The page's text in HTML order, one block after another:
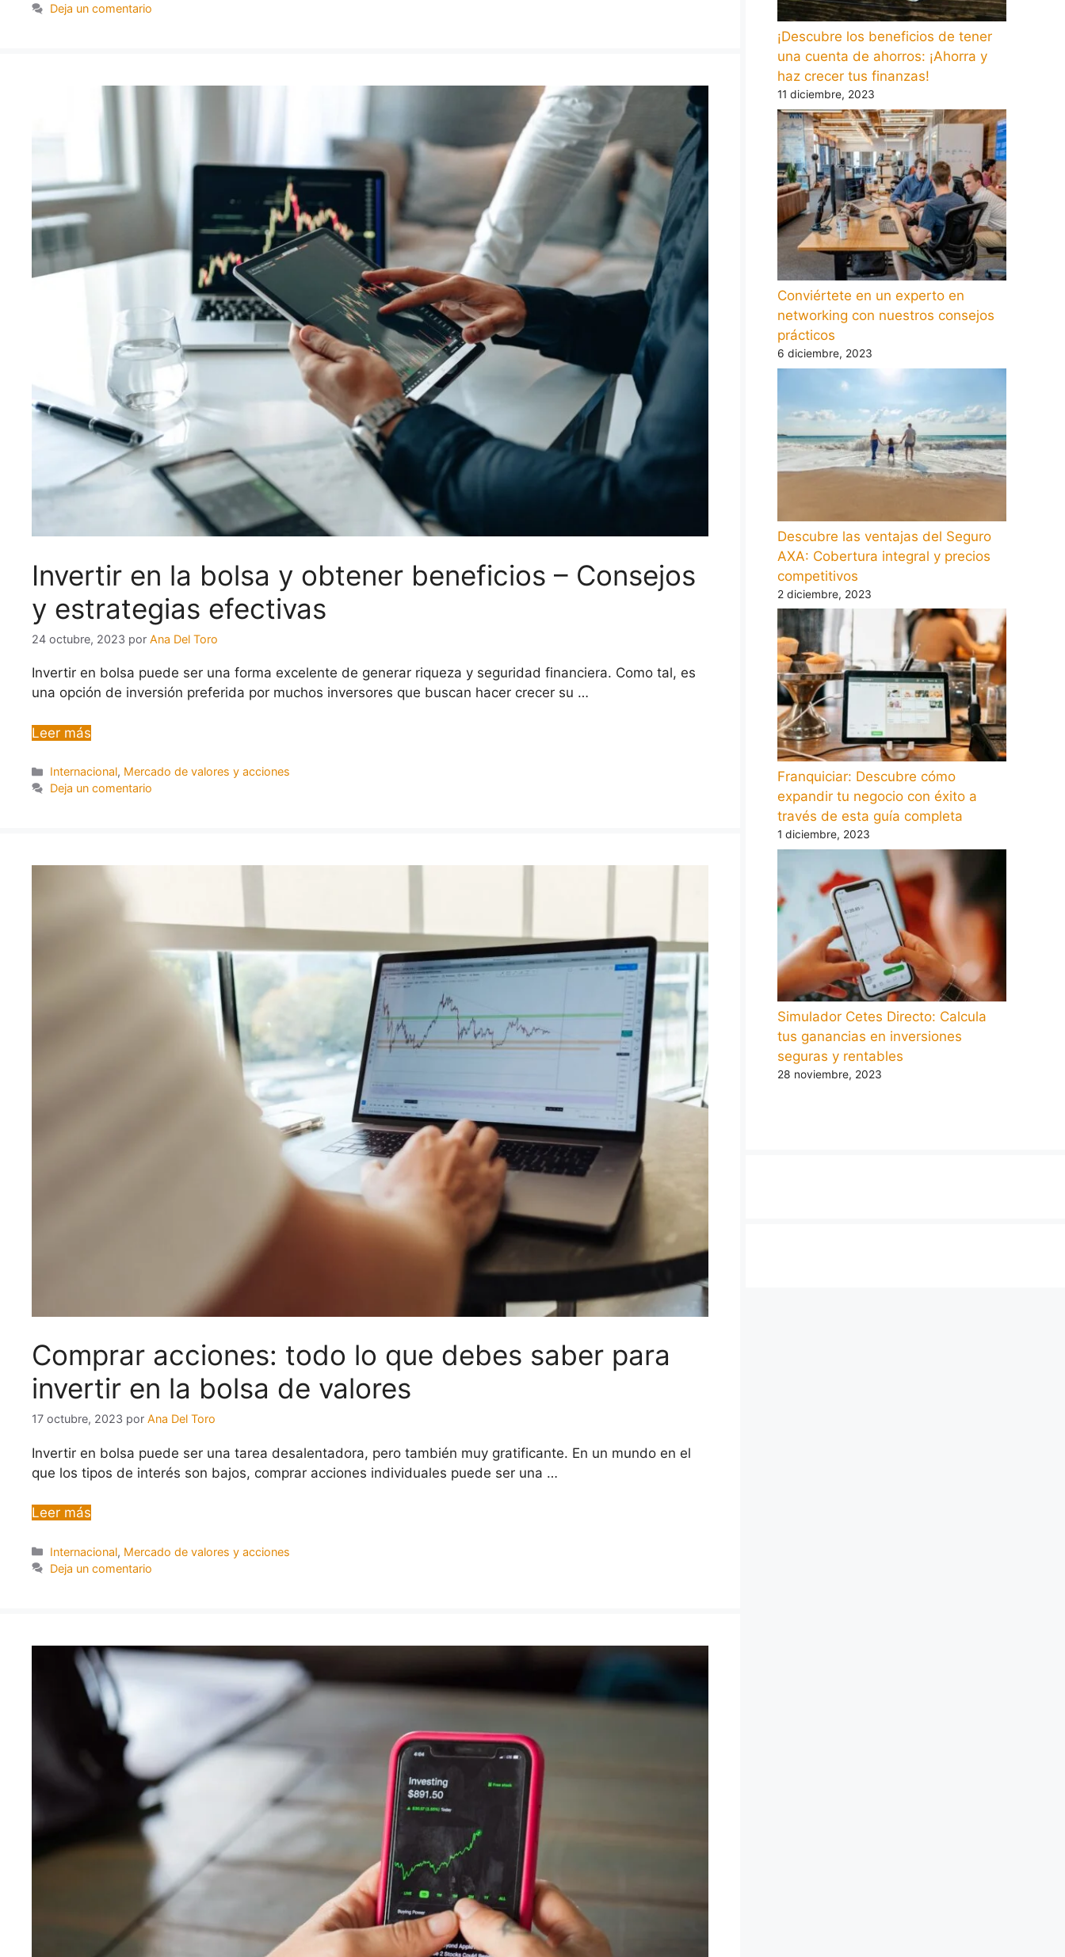
Deja un comentario
Invertir en la bolsa y obtener beneficios – Consejos
y estrategias efectivas
24 octubre, 2023 por Ana Del Toro
Invertir en bolsa puede ser una forma excelente de generar riqueza y seguridad financiera. Como tal, es
una opción de inversión preferida por muchos inversores que buscan hacer crecer su …
Leer más
Internacional, Mercado de valores y acciones
Deja un comentario
Comprar acciones: todo lo que debes saber para
invertir en la bolsa de valores
17 octubre, 2023 por Ana Del Toro
Invertir en bolsa puede ser una tarea desalentadora, pero también muy gratificante. En un mundo en el
que los tipos de interés son bajos, comprar acciones individuales puede ser una …
Leer más
Internacional, Mercado de valores y acciones
Deja un comentario
¡Descubre los beneficios de tener
una cuenta de ahorros: ¡Ahorra y
haz crecer tus finanzas!
11 diciembre, 2023
Conviértete en un experto en
networking con nuestros consejos
prácticos
6 diciembre, 2023
Descubre las ventajas del Seguro
AXA: Cobertura integral y precios
competitivos
2 diciembre, 2023
Franquiciar: Descubre cómo
expandir tu negocio con éxito a
través de esta guía completa
1 diciembre, 2023
Simulador Cetes Directo: Calcula
tus ganancias en inversiones
seguras y rentables
28 noviembre, 2023